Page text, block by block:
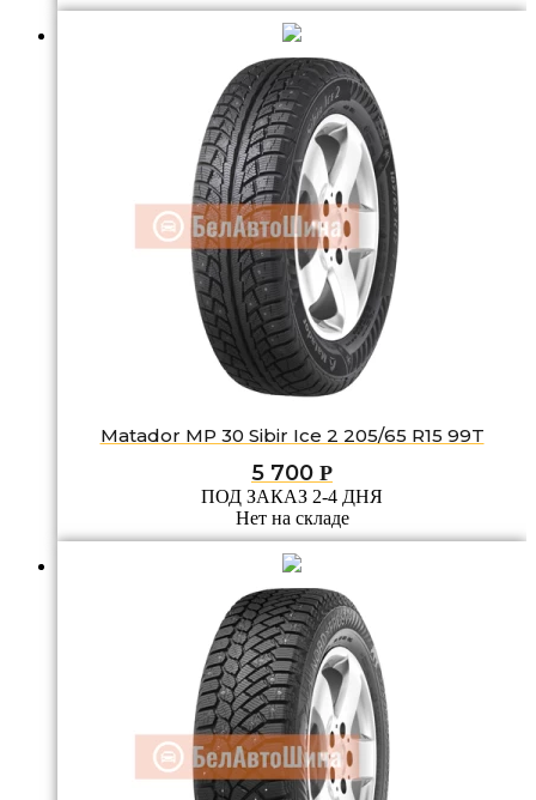
Matador MP 30 Sibir Ice 2 205/65 R15 99T
5 700 Р
ПОД ЗАКАЗ 2-4 ДНЯ
Нет на складе